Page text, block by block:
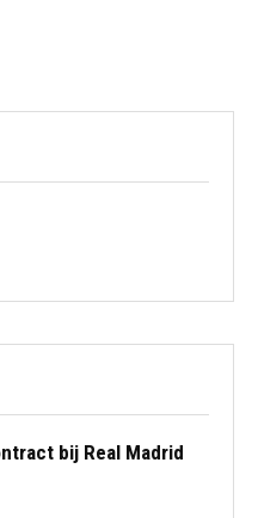
bij Real Madrid